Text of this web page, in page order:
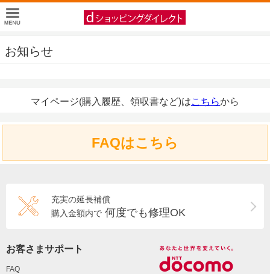
お知らせ
マイページ(購入履歴、領収書など)はこちらから
FAQはこちら
充実の延長補償
購入金額内で 何度でも修理OK
お客さまサポート
FAQ